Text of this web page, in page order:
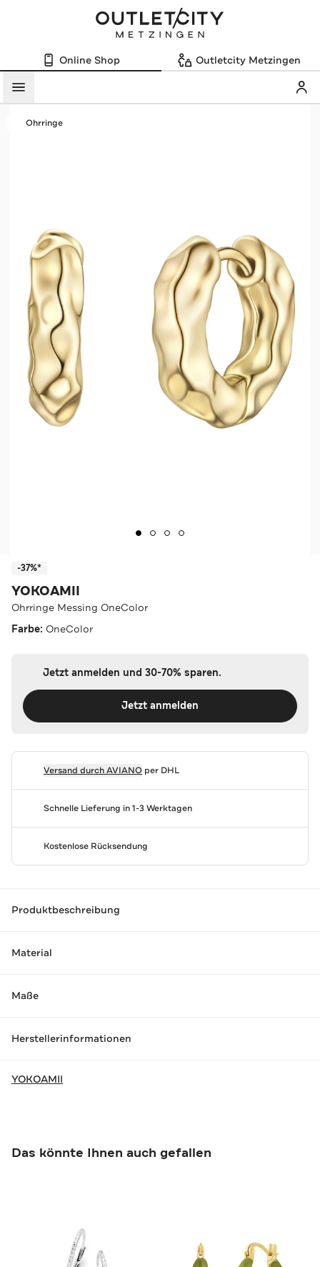
Online Shop Outletcity Metzingen
Menü
Ohrringe
-37%*
YOKOAMII
Ohrringe Messing OneColor
Farbe: OneColor
Jetzt anmelden und 30-70% sparen.
Jetzt anmelden
Versand durchAVIANOper DHL
Schnelle Lieferung in 1-3 Werktagen
Kostenlose Rücksendung
Produktbeschreibung
Material
Maße
Herstellerinformationen
YOKOAMII
Das könnte Ihnen auch gefallen